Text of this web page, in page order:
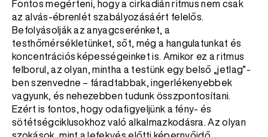
Fontos megérteni, hogy a cirkadián ritmus nem csak
az alvás-ébrenlét szabályozásáért felelős.
Befolyásolják az anyagcserénket, a
testhőmérsékletünket, sőt, még a hangulatunkat és
koncentrációs képességeinket is. Amikor ez a ritmus
felborul, az olyan, mintha a testünk egy belső „jetlag”-
ben szenvedne – fáradtabbak, ingerlékenyebbek
vagyunk, és nehezebben tudunk összpontosítani.
Ezért is fontos, hogy odafigyeljünk a fény- és
sötétségciklusokhoz való alkalmazkodásra. Az olyan